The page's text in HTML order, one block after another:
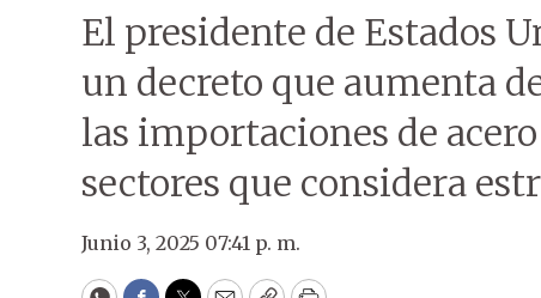
El presidente de Estados
un decreto que aumenta
las importaciones de
sectores que considera
Junio 3, 2025 07:41 p. m.